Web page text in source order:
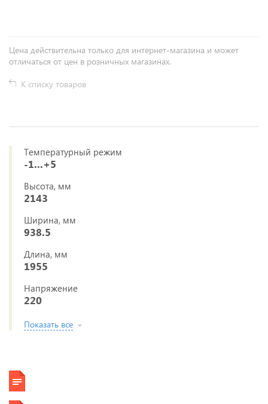
Цена действительна только для интернет-магазина и может
отличаться от цен в розничных магазинах.
К списку товаров
Температурный режим
-1...+5
Высота, мм
2143
Ширина, мм
938.5
Длина, мм
1955
Напряжение
220
Показать все